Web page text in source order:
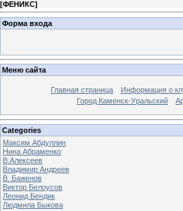
[ФЕНИКС]
Форма входа
Меню сайта
Главная страница Информация о
Город Каменск-Уральский
Categories
Максим Абдуллин
Нина Абраменко
В.Алексеев
Владимир Андреев
В. Баженов
Виктор Белоусов
Леонид Бендик
Людмила Быкова